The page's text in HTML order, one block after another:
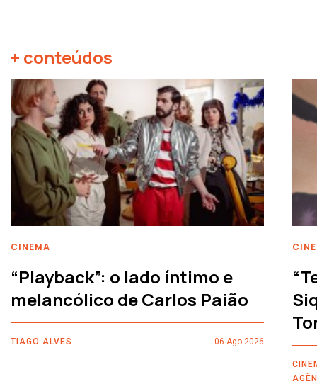
+ conteúdos
CINEMA
“Playback”: o lado íntimo e
melancólico de Carlos Paião
TIAGO ALVES 06 Ago 2026